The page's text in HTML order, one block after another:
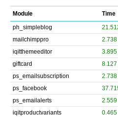
Module Time
ph_simpleblog
mailchimppro
2.738
iqitthemeeditor
3.895
giftcard
8.127
ps_emailsubscription
2.738
ps_facebook
ps_emailalerts
2.559
iqitproductvariants
0.465